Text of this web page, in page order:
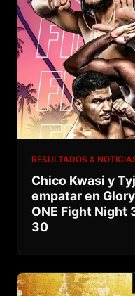
RESULTADOS &
Chico Kwasi y
empatar en
ONE Fight Night
30